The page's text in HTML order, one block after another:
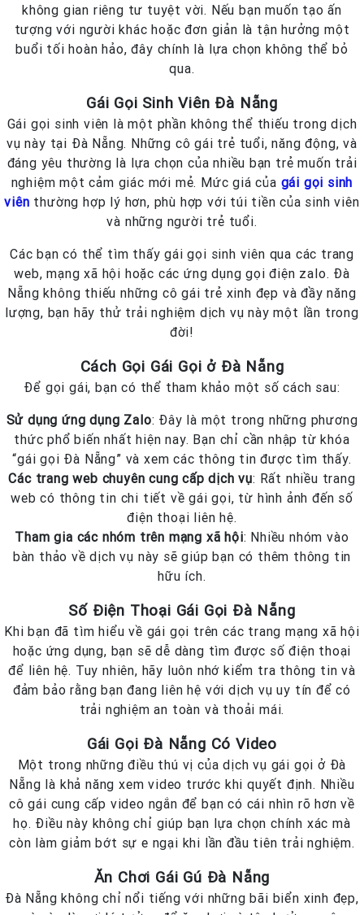
không gian riêng tư tuyệt vời. Nếu bạn muốn tạo ấn
tượng với người khác hoặc đơn giản là tận hưởng một
buổi tối hoàn hảo, đây chính là lựa chọn không thể bỏ
qua.
Gái Gọi Sinh Viên Đà Nẵng
Gái gọi sinh viên là một phần không thể thiếu trong dịch
vụ này tại Đà Nẵng. Những cô gái trẻ tuổi, năng động, và
đáng yêu thường là lựa chọn của nhiều bạn trẻ muốn trải
nghiệm một cảm giác mới mẻ. Mức giá của gái gọi sinh
viên thường hợp lý hơn, phù hợp với túi tiền của sinh viên
và những người trẻ tuổi.
Các bạn có thể tìm thấy gái gọi sinh viên qua các trang
web, mạng xã hội hoặc các ứng dụng gọi điện zalo. Đà
Nẵng không thiếu những cô gái trẻ xinh đẹp và đầy năng
lượng, bạn hãy thử trải nghiệm dịch vụ này một lần trong
đời!
Cách Gọi Gái Gọi ở Đà Nẵng
Để gọi gái, bạn có thể tham khảo một số cách sau:
Sử dụng ứng dụng Zalo: Đây là một trong những phương
thức phổ biến nhất hiện nay. Bạn chỉ cần nhập từ khóa
“gái gọi Đà Nẵng” và xem các thông tin được tìm thấy.
Các trang web chuyên cung cấp dịch vụ: Rất nhiều trang
web có thông tin chi tiết về gái gọi, từ hình ảnh đến số
điện thoại liên hệ.
Tham gia các nhóm trên mạng xã hội: Nhiều nhóm vào
bàn thảo về dịch vụ này sẽ giúp bạn có thêm thông tin
hữu ích.
Số Điện Thoại Gái Gọi Đà Nẵng
Khi bạn đã tìm hiểu về gái gọi trên các trang mạng xã hội
hoặc ứng dụng, bạn sẽ dễ dàng tìm được số điện thoại
để liên hệ. Tuy nhiên, hãy luôn nhớ kiểm tra thông tin và
đảm bảo rằng bạn đang liên hệ với dịch vụ uy tín để có
trải nghiệm an toàn và thoải mái.
Gái Gọi Đà Nẵng Có Video
Một trong những điều thú vị của dịch vụ gái gọi ở Đà
Nẵng là khả năng xem video trước khi quyết định. Nhiều
cô gái cung cấp video ngắn để bạn có cái nhìn rõ hơn về
họ. Điều này không chỉ giúp bạn lựa chọn chính xác mà
còn làm giảm bớt sự e ngại khi lần đầu tiên trải nghiệm.
Ăn Chơi Gái Gú Đà Nẵng
Đà Nẵng không chỉ nổi tiếng với những bãi biển xinh đẹp,